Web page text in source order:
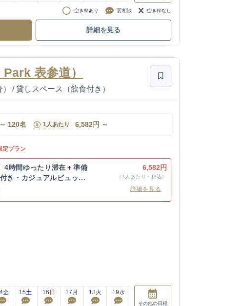
空き枠あり 要相談 空き枠なし
詳細を見る
表参道）
/ 貸しスペース（飲食付き）
～ 120名 1人あたり 6,582 円 ～
定プラン
4時間ゆったり滞在＋準備
き・カジュアルビュッ...
6,582円
（1人あたり・税込）
詳細を見る
金 15土 16 日 17 月 18火 19水
その他の日程